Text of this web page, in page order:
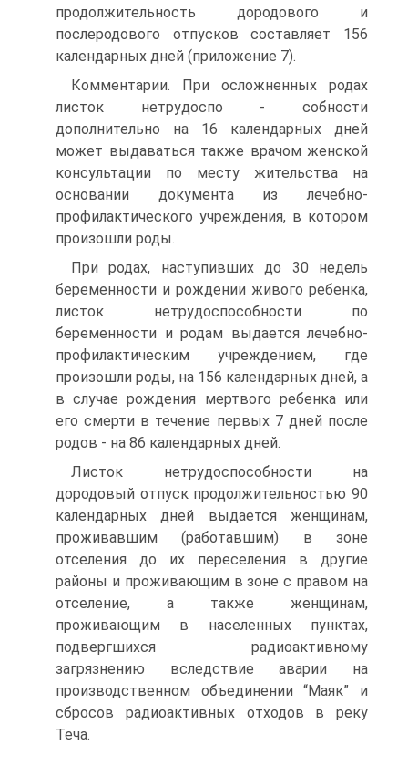
продолжительность дородового и
послеродового отпусков составляет 156
календарных дней (приложение 7).
Комментарии. При осложненных родах
листок нетрудоспо - собности
дополнительно на 16 календарных дней
может выдаваться также врачом женской
консультации по месту жительства на
основании документа из лечебно-
профилактического учреждения, в котором
произошли роды.
При родах, наступивших до 30 недель
беременности и рождении живого ребенка,
листок нетрудоспособности по
беременности и родам выдается лечебно-
профилактическим учреждением, где
произошли роды, на 156 календарных дней, а
в случае рождения мертвого ребенка или
его смерти в течение первых 7 дней после
родов - на 86 календарных дней.
Листок нетрудоспособности на
дородовый отпуск продолжительностью 90
календарных дней выдается женщинам,
проживавшим (работавшим) в зоне
отселения до их переселения в другие
районы и проживающим в зоне с правом на
отселение, а также женщинам,
проживающим в населенных пунктах,
подвергшихся радиоактивному
загрязнению вследствие аварии на
производственном объединении “Маяк” и
сбросов радиоактивных отходов в реку
Теча.